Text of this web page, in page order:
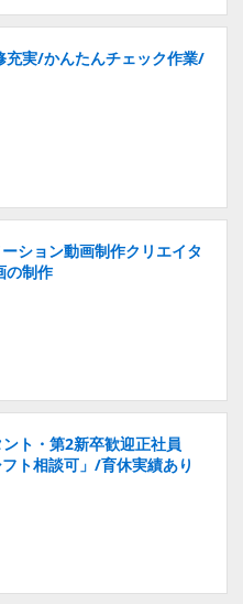
実/かんたんチェック作業/
ション動画制作クリエイタ
の制作
ト・第2新卒歓迎正社員
ト相談可」/育休実績あり